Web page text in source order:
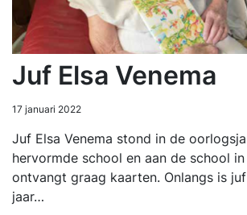
Juf Elsa Venema
17 januari 2022
Juf Elsa Venema stond in de
hervormde school en aan de school
ontvangt graag kaarten. Onlangs is juf
jaar…